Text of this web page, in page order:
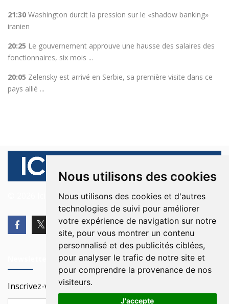
Nous utilisons des cookies
Nous utilisons des cookies et d'autres
technologies de suivi pour améliorer
votre expérience de navigation sur notre
site, pour vous montrer un contenu
personnalisé et des publicités ciblées,
pour analyser le trafic de notre site et
pour comprendre la provenance de nos
visiteurs.
J'accepte
21:30 Washington durcit la pression sur le «shadow banking»
iranien
20:25 Le gouvernement approuve une hausse des salaires des
fonctionnaires, six mois ...
20:05 Zelensky est arrivé en Serbie, sa première visite dans ce
pays allié ...
© 2026 Ici Beyrouth. Tous les droits sont réservés.
Inscrivez-vous à notre Newsletter